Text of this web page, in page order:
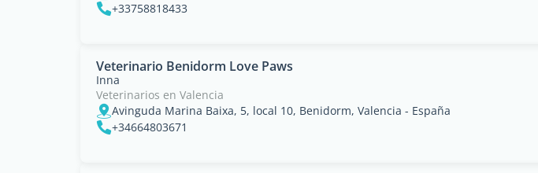
+33758818433
Veterinario Benidorm Love Paws
Inna
Veterinarios en Valencia
Avinguda Marina Baixa, 5, local 10, Benidorm, Valencia - España
+34664803671